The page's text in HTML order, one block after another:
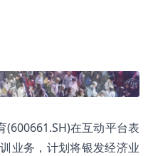
(600661.SH)在互动平台表
业务，计划将银发经济业